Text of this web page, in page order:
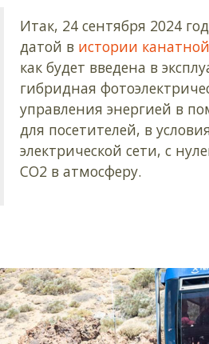
Итак, 24 сентября 2024
датой в истории
как будет введена в
гибридная
управления энергией в
для посетителей, в
электрической сети, с
CO2 в атмосферу.